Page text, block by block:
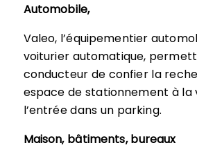
Automobile,
Valeo, l’équipementier
voiturier automatique,
conducteur de confier la
espace de stationnement à la
l’entrée dans un parking.
Maison, bâtiments, bureaux